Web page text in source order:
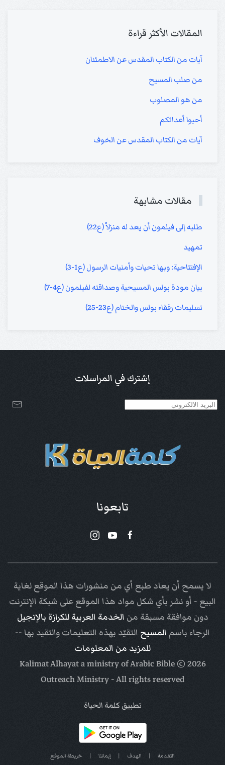
المقالات الأكثر قراءة
آيات من الكتاب المقدس عن الاطمئنان
من صلب المسيح
من هو المصلوب
أحبوا أعدائكم
آيات من الكتاب المقدس عن الخوف
مقالات مشابهة
طلبه إلى فيلمون أن يعد له منزلاً (ع22)
تمهيد
الإفتتاحية: وبها تحيات وأمنيات الرسول (ع1-3)
بيان مودة بولس المسيحية وصداقته لفيلمون (ع4-7)
تسليمات رفقاء بولس والختام (ع23-25)
إشترك في المراسلات
تابعونا
لا يسمح أن يعاد طبع أي من منشورات هذا الموقع لغاية
البيع - أو نشر بأي شكل مواد هذا الموقع على شبكة الإنترنت
دون موافقة مسبقة من الخدمة العربية للكرازة بالإنجيل
الرجاء باسم المسيح التقيّد بهذه التعليمات والتقيد بها --
للمزيد من المعلومات
2026
© Kalimat Alhayat a ministry of
Arabic Bible
Outreach Ministry- All rights reserved
تطبيق كلمة الحياة
التقدمة | الهدف | إيماننا | خريطة الموقع